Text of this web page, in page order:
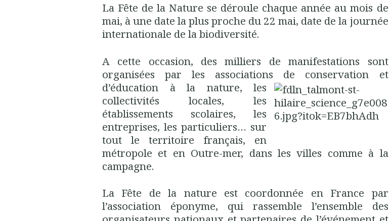
La Fête de la Nature se déroule chaque année au mois de
mai, à une date la plus proche du 22 mai, date de la journée
internationale de la biodiversité.
A cette occasion, des milliers de manifestations sont
organisées par les associations de conservation et
d’éducation à la nature,les
collectivités locales, les
établissements scolaires, les
entreprises, les particuliers… sur
tout le territoire français, en
métropole et en Outre-mer, dans les villes comme à la
campagne.
La Fête de la nature est coordonnée en France par
l’association éponyme, qui rassemble l’ensemble des